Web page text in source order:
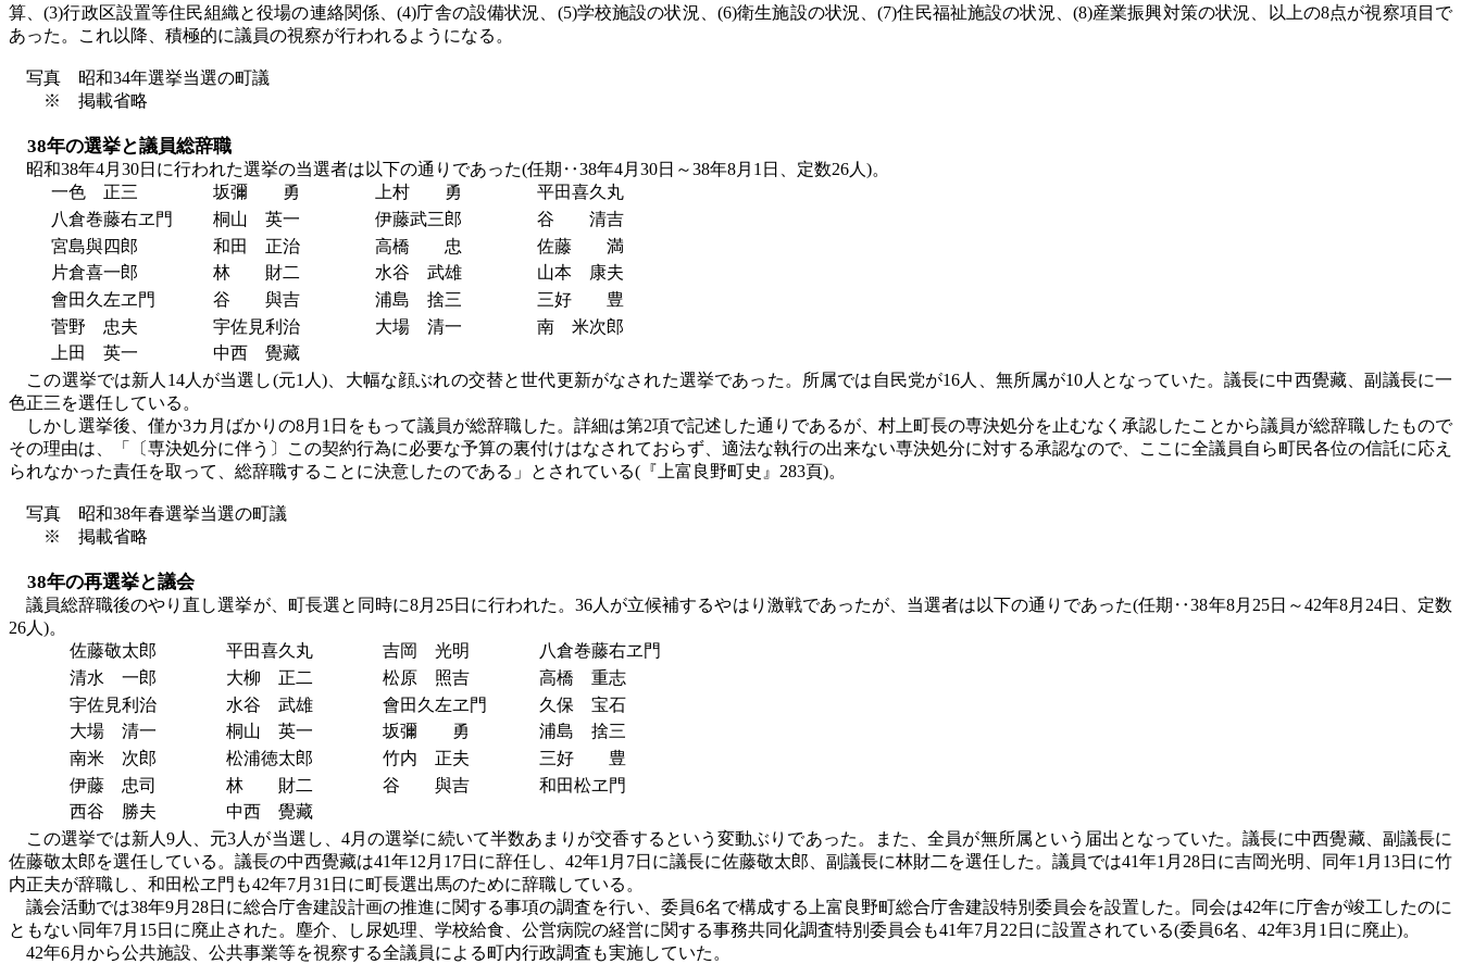
算、(3)行政区設置等住民組織と役場の連絡関係、(4)庁舎の設備状況、(5)学校施設の状況、(6)衛生施設の状況、(7)住民福祉施設の状況、(8)産業振興対策の状況、以上の8点が視察項目で
あった。これ以降、積極的に議員の視察が行われるようになる。
写真 昭和34年選挙当選の町議
※ 掲載省略
38年の選挙と議員総辞職
昭和38年4月30日に行われた選挙の当選者は以下の通りであった(任期‥38年4月30日～38年8月1日、定数26人)。
一色 正三
坂彌 勇 上村 勇
平田喜久丸
八倉巻藤右ヱ門
桐山 英一 伊藤武三郎
谷 清吉
宮島與四郎
和田 正治 高橋 忠
佐藤 満
片倉喜一郎
林 財二 水谷 武雄
山本 康夫
會田久左ヱ門
谷 與吉 浦島 捨三
三好 豊
菅野 忠夫
宇佐見利治 大場 清一
南 米次郎
上田 英一
中西 覺藏
この選挙では新人 14人が当選し(元1人)、大幅な顔ぶれの交替と世代更新がなされた選挙であった。所属では自民党が16人、無所属が10人となっていた。議長に中西覺藏、副議長に一
色正三を選任している。
しかし選挙後、僅か3カ月ばかりの8月1日をもって議員が総辞職した。詳細は第2項で記述した通りであるが、村上町長の専決処分を止むなく承認したことから議員が総辞職したもので
その理由は、「〔専決処分に伴う〕この契約行為に必要な予算の裏付けはなされておらず、適法な執行の出来ない専決処分に対する承認なので、ここに全議員自ら町民各位の信託に応え
られなかった責任を取って、総辞職することに決意したのである」とされている(『上富良野町史』283頁)。
写真 昭和38年春選挙当選の町議
※ 掲載省略
38年の再選挙と議会
議員総辞職後のやり直し選挙が、町長選と同時に8月25日に行われた。36人が立候補するやはり激戦であったが、当選者は以下の通りであった(任期‥38年8月25日～42年8月24日、定数
26人)。
佐藤敬太郎
平田喜久丸 吉岡 光明
八倉巻藤右ヱ門
清水 一郎
大柳 正二 松原 照吉
高橋 重志
宇佐見利治
水谷 武雄 會田久左ヱ門
久保 宝石
大場 清一
桐山 英一 坂彌 勇
浦島 捨三
南米 次郎
松浦徳太郎 竹内 正夫
三好 豊
伊藤 忠司
林 財二 谷 與吉
和田松ヱ門
西谷 勝夫
中西 覺藏
この選挙では新人 9人、元3人が当選し、4月の選挙に続いて半数あまりが交香するという変動ぶりであった。また、全員が無所属という届出となっていた。議長に中西覺藏、副議長に
佐藤敬太郎を選任している。議長の中西覺藏は41年12月17日に辞任し、42年1月7日に議長に佐藤敬太郎、副議長に林財二を選任した。議員では41年1月28日に吉岡光明、同年1月13日に竹
内正夫が辞職し、和田松ヱ門も42年7月31日に町長選出馬のために辞職している。
議会活動では38年9月28日に総合庁舎建設計画の推進に関する事項の調査を行い、委員6名で構成する上富良野町総合庁舎建設特別委員会を設置した。同会は42年に庁舎が竣工したのに
ともない同年7月15日に廃止された。塵介、し尿処理、学校給食、公営病院の経営に関する事務共同化調査特別委員会も41年7月22日に設置されている(委員6名、42年3月1日に廃止)。
42年6月から公共施設、公共事業等を視察する全議員による町内行政調査も実施していた。